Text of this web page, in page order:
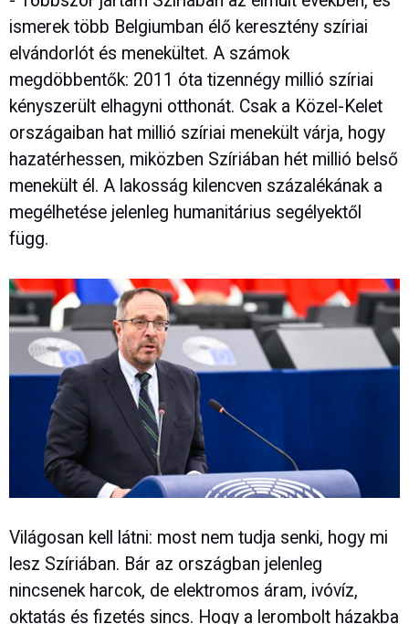
ismerek több Belgiumban élő keresztény szíriai
elvándorlót és menekültet. A számok
megdöbbentők: 2011 óta tizennégy millió szíriai
kényszerült elhagyni otthonát. Csak a Közel-Kelet
országaiban hat millió szíriai menekült várja, hogy
hazatérhessen, miközben Szíriában hét millió belső
menekült él. A lakosság kilencven százalékának a
megélhetése jelenleg humanitárius segélyektől
függ.
Világosan kell látni: most nem tudja senki, hogy mi
lesz Szíriában. Bár az országban jelenleg
nincsenek harcok, de elektromos áram, ivóvíz,
oktatás és fizetés sincs. Hogy a lerombolt házakba